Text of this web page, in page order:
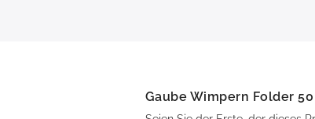
Gaube Wimpern Folder